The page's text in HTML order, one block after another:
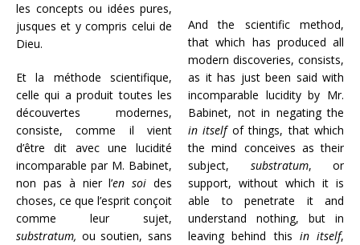
les concepts ou idées pures,
jusques et y compris celui de
Dieu.
Et la méthode scientifique,
celle qui a produit toutes les
découvertes modernes,
consiste, comme il vient
d’être dit avec une lucidité
incomparable par M. Babinet,
non pas à nier l’en soi des
choses, ce que l’esprit conçoit
comme leur sujet,
substratum, ou soutien, sans
And the scientific method,
that which has produced all
modern discoveries, consists,
as it has just been said with
incomparable lucidity by Mr.
Babinet, not in negating the
in itselfof things, that which
the mind conceives as their
subject, substratum, or
support, without which it is
able to penetrate it and
understand nothing, but in
leaving behind this in itself,